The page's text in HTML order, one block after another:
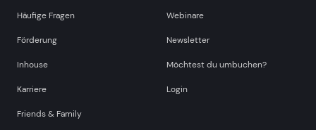
Häufige Fragen
Förderung
Inhouse
Karriere
Friends & Family
Webinare
Newsletter
Möchtest du umbuchen?
Login